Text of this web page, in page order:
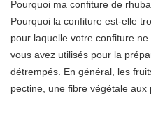
Pourquoi ma confiture de
Pourquoi la confiture est-elle
pour laquelle votre confiture
vous avez utilisés pour la
détrempés. En général, les
pectine, une fibre végétale aux